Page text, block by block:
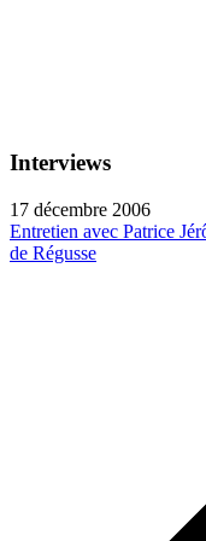
Interviews
17 décembre 2006
Entretien avec Patrice
de Régusse